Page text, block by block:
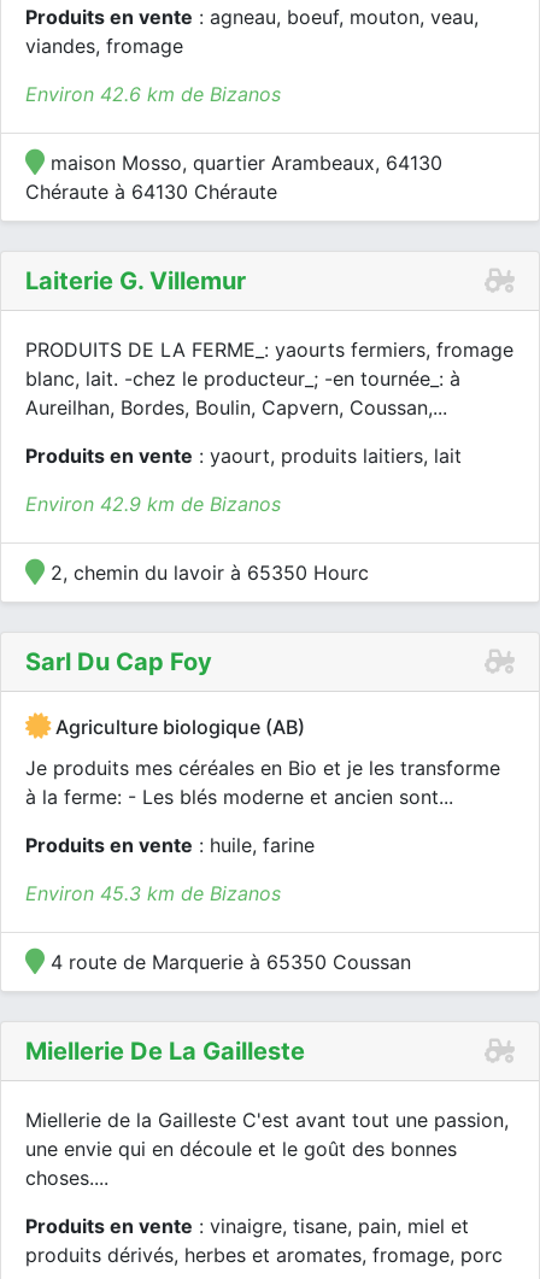
Produits en vente : agneau, boeuf, mouton, veau,
viandes, fromage
Environ 42.6 km de Bizanos
maison Mosso, quartier Arambeaux, 64130
Chéraute à 64130 Chéraute
Laiterie G. Villemur
PRODUITS DE LA FERME_: yaourts fermiers, fromage
blanc, lait. -chez le producteur_; -en tournée_: à
Aureilhan, Bordes, Boulin, Capvern, Coussan,...
Produits en vente : yaourt, produits laitiers, lait
Environ 42.9 km de Bizanos
2, chemin du lavoir à 65350 Hourc
Sarl Du Cap Foy
Agriculture biologique (AB)
Je produits mes céréales en Bio et je les transforme
à la ferme: - Les blés moderne et ancien sont...
Produits en vente : huile, farine
Environ 45.3 km de Bizanos
4 route de Marquerie à 65350 Coussan
Miellerie De La Gailleste
Miellerie de la Gailleste C'est avant tout une passion,
une envie qui en découle et le goût des bonnes
choses....
Produits en vente : vinaigre, tisane, pain, miel et
produits dérivés, herbes et aromates, fromage, porc